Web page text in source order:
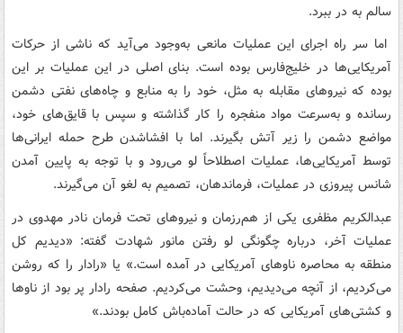
سالم به در ببرد.
اما سر راه اجرای این عملیات مانعی به‌وجود می‌آید که ناشی از حرکات
آمریکایی‌ها در خلیج‌فارس بوده است. بنای اصلی در این عملیات بر این
بوده که نیروهای مقابله به مثل، خود را به منابع و چاه‌های نفتی دشمن
رسانده و به‌سرعت مواد منفجره را کار گذاشته و سپس با قایق‌های خود،
مواضع دشمن را زیر آتش بگیرند. اما با افشاشدن طرح حمله ایرانی‌ها
توسط آمریکایی‌ها، عملیات اصطلاحاً لو می‌رود و با توجه به پایین آمدن
شانس پیروزی در عملیات، فرماندهان، تصمیم به لغو آن می‌گیرند.
عبدالکریم مظفری یکی از هم‌رزمان و نیروهای تحت فرمان نادر مهدوی در
عملیات آخر، درباره چگونگی لو رفتن مانور شهادت گفته: «دیدیم کل
منطقه به محاصره ناوهای آمریکایی در آمده است.» یا «رادار را که روشن
می‌کردیم، از آنچه می‌دیدیم، وحشت می‌کردیم. صفحه رادار پر بود از ناوها
و کشتی‌های آمریکایی که در حالت آماده‌باش کامل بودند.»